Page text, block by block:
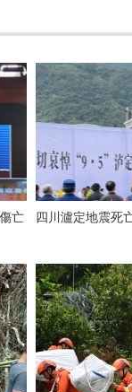
亡
四川瀘定地震死